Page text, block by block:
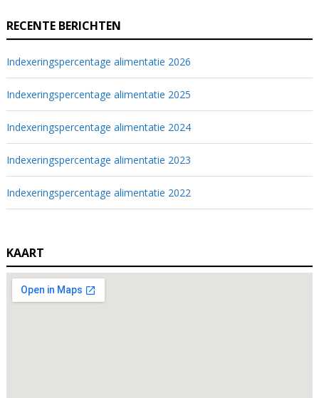
RECENTE BERICHTEN
Indexeringspercentage alimentatie 2026
Indexeringspercentage alimentatie 2025
Indexeringspercentage alimentatie 2024
Indexeringspercentage alimentatie 2023
Indexeringspercentage alimentatie 2022
KAART